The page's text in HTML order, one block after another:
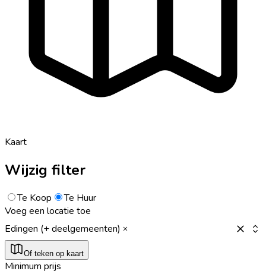
Kaart
Wijzig filter
Te Koop
Te Huur
Voeg een locatie toe
Edingen (+ deelgemeenten)
Of teken op kaart
Minimum prijs